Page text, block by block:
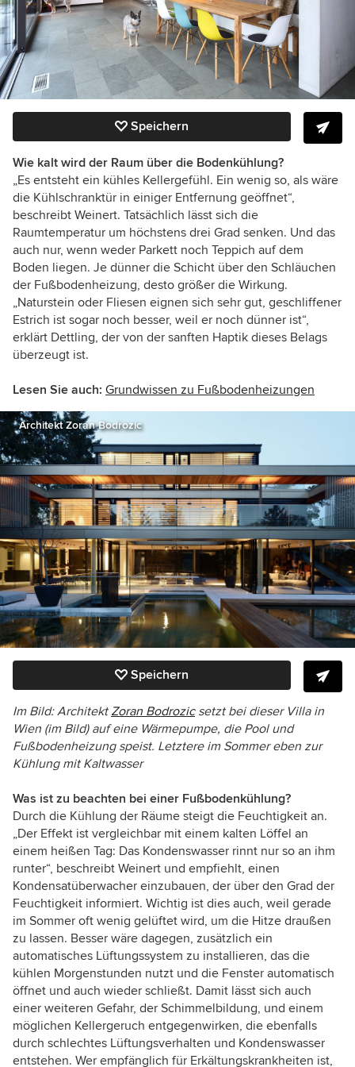
Speichern
Wie kalt wird der Raum über die Bodenkühlung?
„Es entsteht ein kühles Kellergefühl. Ein wenig so, als wäre
die Kühlschranktür in einiger Entfernung geöffnet“,
beschreibt Weinert. Tatsächlich lässt sich die
Raumtemperatur um höchstens drei Grad senken. Und das
auch nur, wenn weder Parkett noch Teppich auf dem
Boden liegen. Je dünner die Schicht über den Schläuchen
der Fußbodenheizung, desto größer die Wirkung.
„Naturstein oder Fliesen eignen sich sehr gut, geschliffener
Estrich ist sogar noch besser, weil er noch dünner ist“,
erklärt Dettling, der von der sanften Haptik dieses Belags
überzeugt ist.
Lesen Sie auch: Grundwissen zu Fußbodenheizungen
Architekt Zoran Bodrozic
Speichern
Im Bild:ArchitektZoran Bodrozicsetzt bei dieser Villa in
Wien (im Bild) auf eine Wärmepumpe, die Pool und
Fußbodenheizung speist. Letztere im Sommer eben zur
Kühlung mit Kaltwasser
Was ist zu beachten bei einer Fußbodenkühlung?
Durch die Kühlung der Räume steigt die Feuchtigkeit an.
„Der Effekt ist vergleichbar mit einem kalten Löffel an
einem heißen Tag: Das Kondenswasser rinnt nur so an ihm
runter“, beschreibt Weinert und empfiehlt, einen
Kondensatüberwacher einzubauen, der über den Grad der
Feuchtigkeit informiert. Wichtig ist dies auch, weil gerade
im Sommer oft wenig gelüftet wird, um die Hitze draußen
zu lassen. Besser wäre dagegen, zusätzlich ein
automatisches Lüftungssystem zu installieren, das die
kühlen Morgenstunden nutzt und die Fenster automatisch
öffnet und auch wieder schließt. Damit lässt sich auch
einer weiteren Gefahr, der Schimmelbildung, und einem
möglichen Kellergeruch entgegenwirken, die ebenfalls
durch schlechtes Lüftungsverhalten und Kondenswasser
entstehen. Wer empfänglich für Erkältungskrankheiten ist,